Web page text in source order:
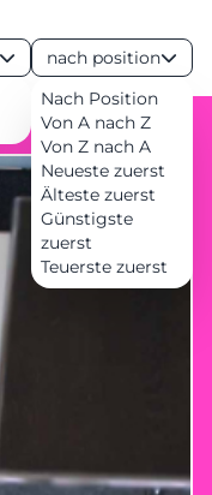
nach position
Nach Position
Von A nach Z
Von Z nach A
Neueste zuerst
Älteste zuerst
Günstigste
zuerst
Teuerste zuerst